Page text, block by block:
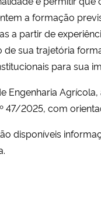
a formação
a partir de
sua trajetória
para sua
Engenharia
47/2025, com
disponíveis